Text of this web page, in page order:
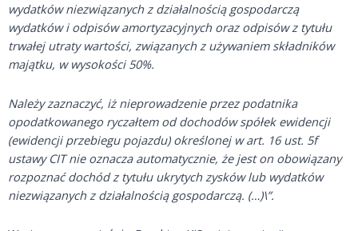
wydatków niezwiązanych z działalnością gospodarczą
wydatków i odpisów amortyzacyjnych oraz odpisów z tytułu
trwałej utraty wartości, związanych z używaniem składników
majątku, w wysokości 50%.
Należy zaznaczyć, iż nieprowadzenie przez podatnika
opodatkowanego ryczałtem od dochodów spółek ewidencji
(ewidencji przebiegu pojazdu) określonej w art. 16 ust. 5f
ustawy CIT nie oznacza automatycznie, że jest on obowiązany
rozpoznać dochód z tytułu ukrytych zysków lub wydatków
niezwiązanych z działalnością gospodarczą. (…)\”.